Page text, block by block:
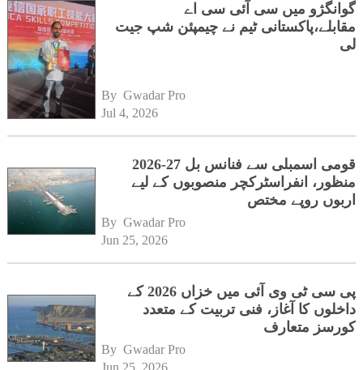
گوانگژو میں سی آئی سی اے
مقابلے،پاکستانی ٹیم نے چیمپئن شپ جیت
لی
By Gwadar Pro
Jul 4, 2026
قومی اسمبلی سے فنانس بل 27-2026
منظور، انفراسٹرکچر منصوبوں کے لیے
اربوں روپے مختص
By Gwadar Pro
Jun 25, 2026
پی سی ٹی وی آئی میں خزاں 2026 کے
داخلوں کا آغاز، فنی تربیت کے متعدد
کورسز متعارف
By Gwadar Pro